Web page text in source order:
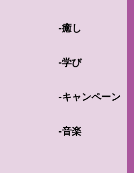
-癒し
-学び
-キャンペーン
-音楽